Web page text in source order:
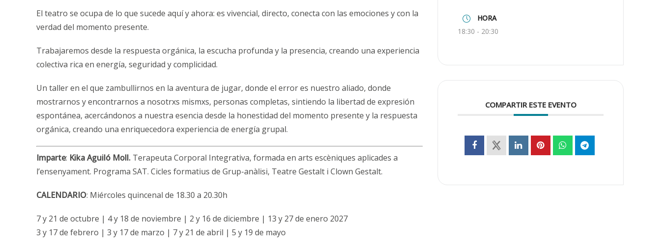
El teatro se ocupa de lo que sucede aquí y ahora: es vivencial, directo, conecta con las emociones y con la
verdad del momento presente.
Trabajaremos desde la respuesta orgánica, la escucha profunda y la presencia, creando una experiencia
colectiva rica en energía, seguridad y complicidad.
Un taller en el que zambullirnos en la aventura de jugar, donde el error es nuestro aliado, donde
mostrarnos y encontrarnos a nosotrxs mismxs, personas completas, sintiendo la libertad de expresión
espontánea, acercándonos a nuestra esencia desde la honestidad del momento presente y la respuesta
orgánica, creando una enriquecedora experiencia de energía grupal.
Imparte: Kika Aguiló Moll. Terapeuta Corporal Integrativa, formada en arts escèniques aplicades a
l’ensenyament. Programa SAT. Cicles formatius de Grup-anàlisi, Teatre Gestalt i Clown Gestalt.
CALENDARIO: Miércoles quincenal de 18.30 a 20.30h
7 y 21 de octubre | 4 y 18 de noviembre | 2 y 16 de diciembre | 13 y 27 de enero 2027
3 y 17 de febrero | 3 y 17 de marzo | 7 y 21 de abril | 5 y 19 de mayo
HORA
18:30 - 20:30
COMPARTIR ESTE EVENTO